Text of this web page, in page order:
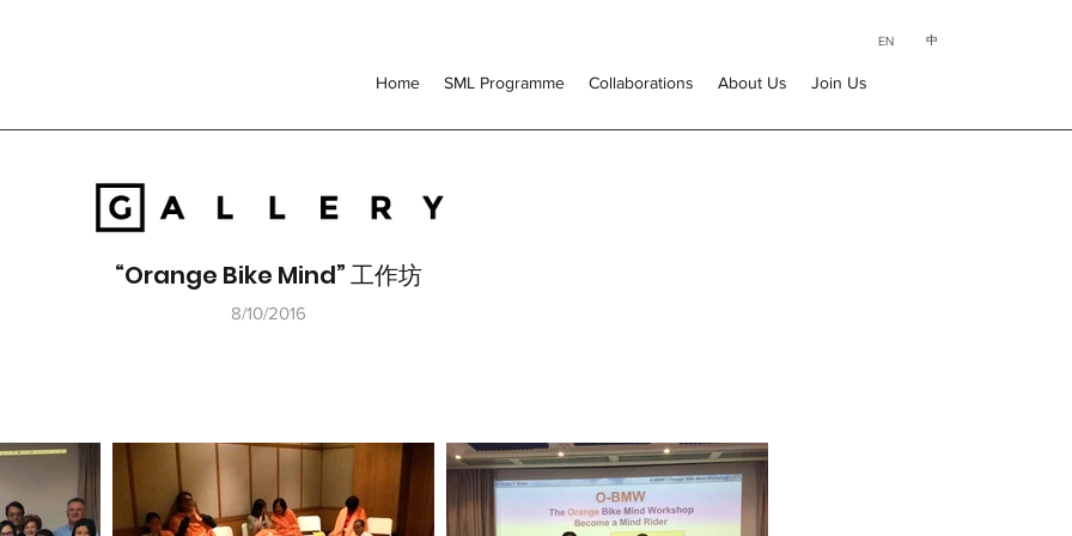
EN 中
Home SML Programme Collaborations About Us Join Us
“Orange Bike Mind” 工作坊
8/10/2016